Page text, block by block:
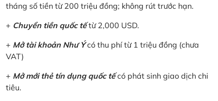
tháng số tiền từ 200 triệu đồng; không rút trước hạn.
+ Chuyển tiền quốc tếtừ 2,000 USD.
+ Mở tài khoản Như Ýcó thu phí từ 1 triệu đồng (chưa
VAT)
+ Mở mới thẻ tín dụng quốc tếcó phát sinh giao dịch chi
tiêu.